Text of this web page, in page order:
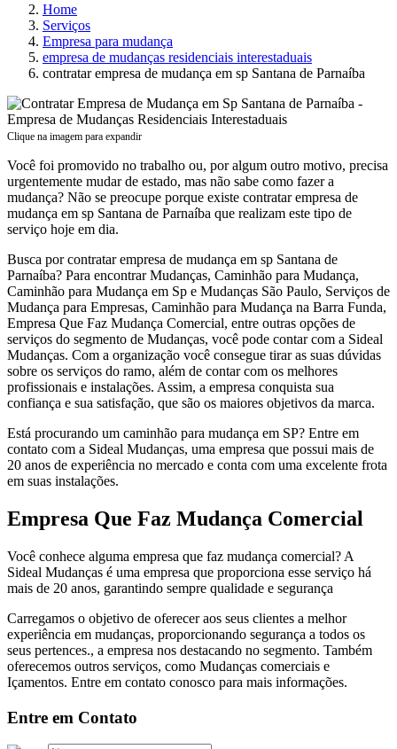
Home
Serviços
Empresa para mudança
empresa de mudanças residenciais interestaduais
contratar empresa de mudança em sp Santana de Parnaíba
Clique na imagem para expandir
Você foi promovido no trabalho ou, por algum outro motivo, precisa
urgentemente mudar de estado, mas não sabe como fazer a
mudança? Não se preocupe porque existe contratar empresa de
mudança em sp Santana de Parnaíba que realizam este tipo de
serviço hoje em dia.
Busca por contratar empresa de mudança em sp Santana de
Parnaíba? Para encontrar Mudanças, Caminhão para Mudança,
Caminhão para Mudança em Sp e Mudanças São Paulo, Serviços de
Mudança para Empresas, Caminhão para Mudança na Barra Funda,
Empresa Que Faz Mudança Comercial, entre outras opções de
serviços do segmento de Mudanças, você pode contar com a Sideal
Mudanças. Com a organização você consegue tirar as suas dúvidas
sobre os serviços do ramo, além de contar com os melhores
profissionais e instalações. Assim, a empresa conquista sua
confiança e sua satisfação, que são os maiores objetivos da marca.
Está procurando um caminhão para mudança em SP? Entre em
contato com a Sideal Mudanças, uma empresa que possui mais de
20 anos de experiência no mercado e conta com uma excelente frota
em suas instalações.
Empresa Que Faz Mudança Comercial
Você conhece alguma empresa que faz mudança comercial? A
Sideal Mudanças é uma empresa que proporciona esse serviço há
mais de 20 anos, garantindo sempre qualidade e segurança
Carregamos o objetivo de oferecer aos seus clientes a melhor
experiência em mudanças, proporcionando segurança a todos os
seus pertences., a empresa nos destacando no segmento. Também
oferecemos outros serviços, como Mudanças comerciais e
Içamentos. Entre em contato conosco para mais informações.
Entre em Contato